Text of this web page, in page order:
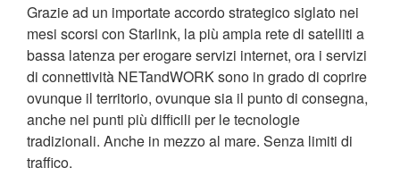
Grazie ad un importate accordo strategico siglato nei
mesi scorsi con Starlink, la più ampia rete di satelliti a
bassa latenza per erogare servizi internet, ora i servizi
di connettività NETandWORK sono in grado di coprire
ovunque il territorio, ovunque sia il punto di consegna,
anche nei punti più difficili per le tecnologie
tradizionali. Anche in mezzo al mare. Senza limiti di
traffico.